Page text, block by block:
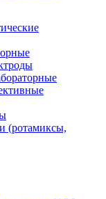
(ротамиксы,